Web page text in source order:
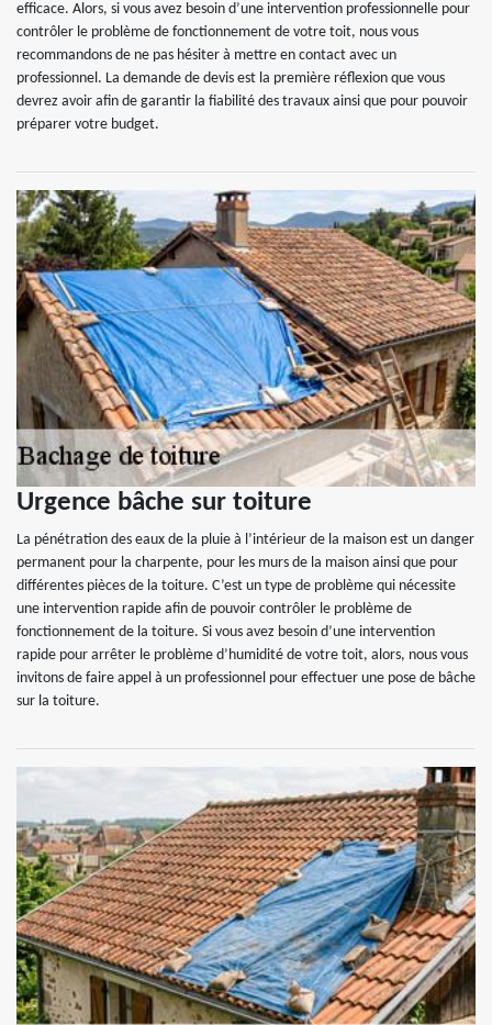
efficace. Alors, si vous avez besoin d’une intervention professionnelle pour
contrôler le problème de fonctionnement de votre toit, nous vous
recommandons de ne pas hésiter à mettre en contact avec un
professionnel. La demande de devis est la première réflexion que vous
devrez avoir afin de garantir la fiabilité des travaux ainsi que pour pouvoir
préparer votre budget.
Urgence bâche sur toiture
La pénétration des eaux de la pluie à l’intérieur de la maison est un danger
permanent pour la charpente, pour les murs de la maison ainsi que pour
différentes pièces de la toiture. C’est un type de problème qui nécessite
une intervention rapide afin de pouvoir contrôler le problème de
fonctionnement de la toiture. Si vous avez besoin d’une intervention
rapide pour arrêter le problème d’humidité de votre toit, alors, nous vous
invitons de faire appel à un professionnel pour effectuer une pose de bâche
sur la toiture.